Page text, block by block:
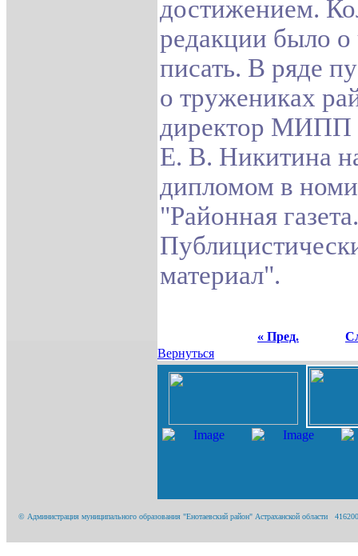
достижением.
редакции было о
писать. В ряде
о тружениках
директор МИПП
Е. В. Никитина
дипломом в
"Районная газета.
материал".
« Пред.
Вернуться
© Администрация муниципального образования "Енотаевский район" Астраханской области